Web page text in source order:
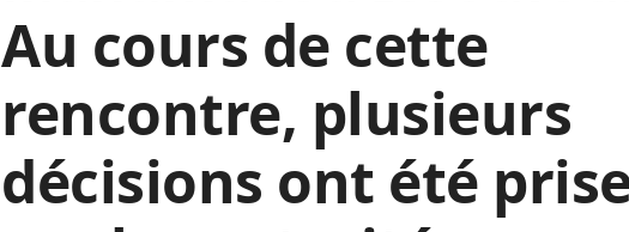
Au cours de cette
rencontre, plusieurs
décisions ont été